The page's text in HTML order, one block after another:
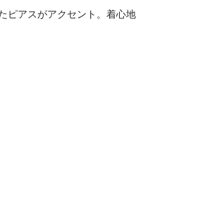
ピアスがアクセント。着心地